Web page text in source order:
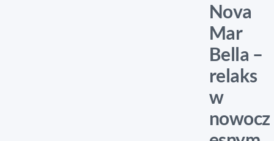
Nova
Mar
Bella –
relaks
w
nowocz